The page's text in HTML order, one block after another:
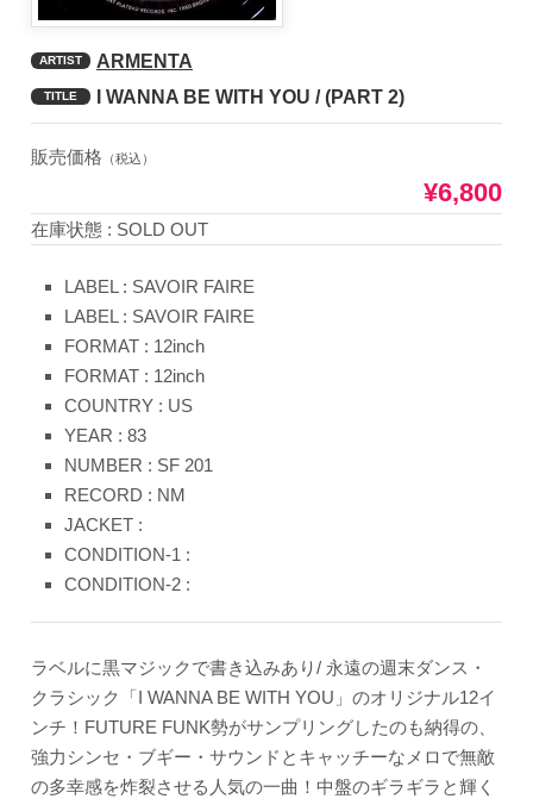
ARTIST ARMENTA
TITLE I WANNA BE WITH YOU / (PART 2)
販売価格 （税込）
¥6,800
在庫状態 : SOLD OUT
LABEL : SAVOIR FAIRE
LABEL : SAVOIR FAIRE
FORMAT : 12inch
FORMAT : 12inch
COUNTRY : US
YEAR : 83
NUMBER : SF 201
RECORD : NM
JACKET :
CONDITION-1 :
CONDITION-2 :
ラベルに黒マジックで書き込みあり/ 永遠の週末ダンス・
クラシック「I WANNA BE WITH YOU」のオリジナル12イ
ンチ！FUTURE FUNK勢がサンプリングしたのも納得の、
強力シンセ・ブギー・サウンドとキャッチーなメロで無敵
の多幸感を炸裂させる人気の一曲！中盤のギラギラと輝く